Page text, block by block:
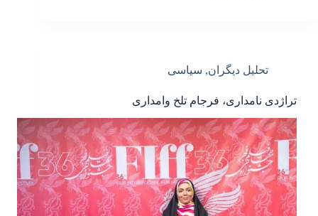
تحلیل دیگران, سیاسی
تراژدی نامداری، فرجام تلخ وامداری